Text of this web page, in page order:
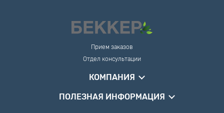
Прием заказов
Отдел консультации
КОМПАНИЯ
ПОЛЕЗНАЯ ИНФОРМАЦИЯ